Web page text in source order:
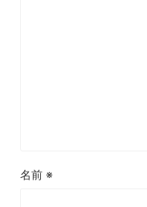
名前 ※